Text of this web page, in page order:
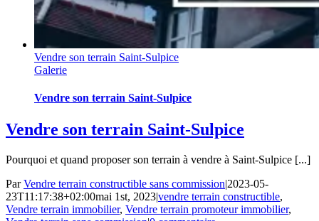
Vendre son terrain Saint-Sulpice
Galerie
Vendre son terrain Saint-Sulpice
Vendre son terrain Saint-Sulpice
Pourquoi et quand proposer son terrain à vendre à Saint-Sulpice [...]
ParVendre terrain constructible sans commission|2023-05-
23T11:17:38+02:00mai 1st, 2023|vendre terrain constructible,
Vendre terrain immobilier, Vendre terrain promoteur immobilier,